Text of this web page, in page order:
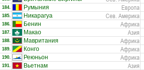
184. Румыния Европа
185. Никарагуа Сев. Америка
186. Бенин Африка
187. Макао Азия
188. Мавритания Африка
189. Конго Африка
190. Реюньон Африка
191. Вьетнам Азия